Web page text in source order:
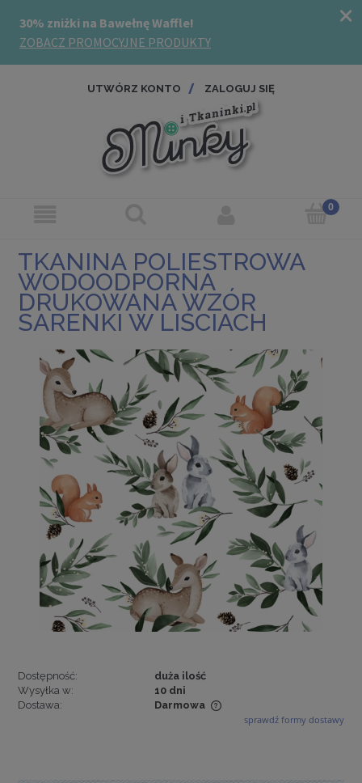
UTWÓRZ KONTO ZALOGUJ SIĘ
TKANINA POLIESTROWA
WODOODPORNA
DRUKOWANA WZÓR
SARENKI W LIŚCIACH
Dostępność:
duża ilość
Wysyłka w:
10 dni
Dostawa:
Darmowa
Cena nie zawiera ewentualnych kosztów płatności
sprawdź formy dostawy